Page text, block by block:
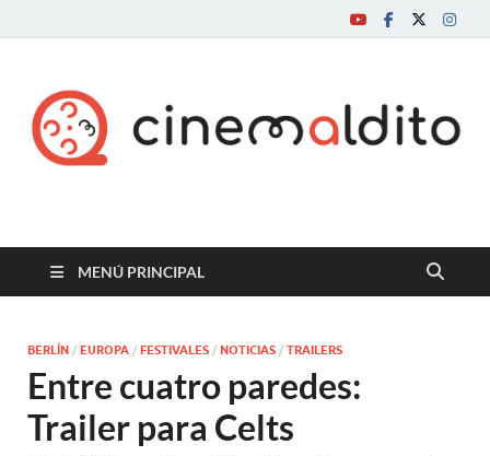
Cine maldito
MENÚ PRINCIPAL
BERLÍN / EUROPA / FESTIVALES / NOTICIAS / TRAILERS
Entre cuatro paredes:
Trailer para Celts